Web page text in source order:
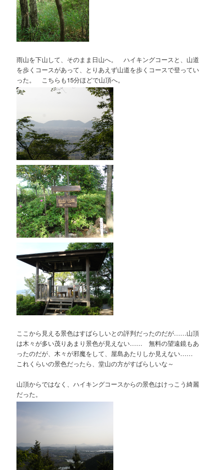
雨山を下山して、そのまま日山へ。 ハイキングコースと、山道
を歩くコースがあって、とりあえず山道を歩くコースで登ってい
った。 こちらも15分ほどで山頂へ。
ここから見える景色はすばらしいとの評判だったのだが……山頂
は木々が多い茂りあまり景色が見えない…… 無料の望遠鏡もあ
ったのだが、木々が邪魔をして、屋島あたりしか見えない……
これくらいの景色だったら、堂山の方がすばらしいな～
山頂からではなく、ハイキングコースからの景色はけっこう綺麗
だった。